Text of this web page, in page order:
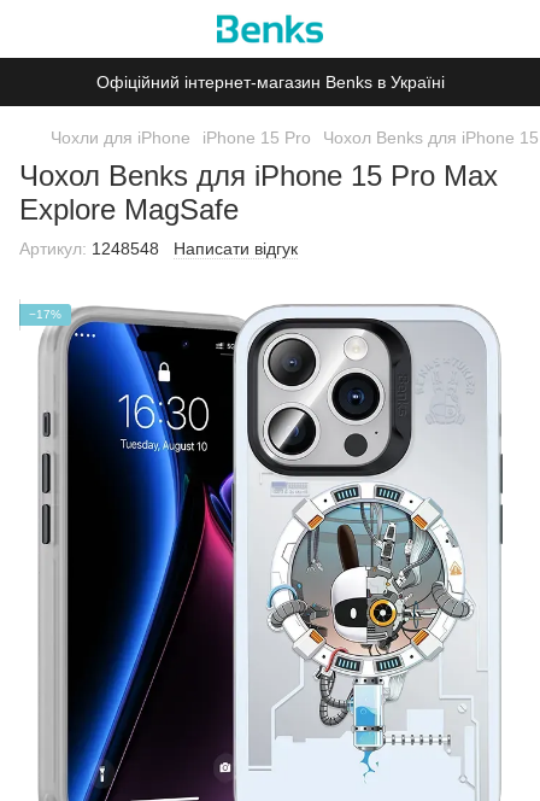
Офіційний інтернет-магазин Benks в Україні
Чохли для iPhone iPhone 15 Pro Чохол Benks для iPhone
Чохол Benks для iPhone 15 Pro Max
Explore MagSafe
Артикул: 1248548 Написати відгук
−17%